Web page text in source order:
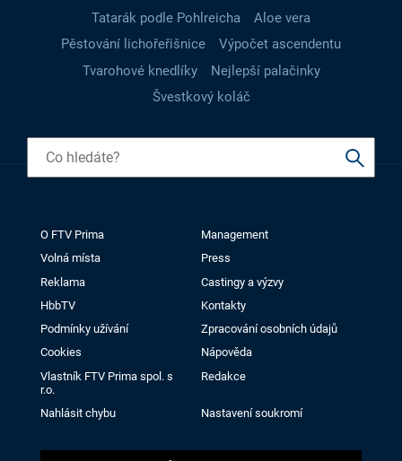
Tatarák podle Pohlreicha
Aloe vera
Pěstování lichořeřišnice
Výpočet ascendentu
Tvarohové knedlíky
Nejlepší palačinky
Švestkový koláč
O FTV Prima
Management
Volná místa
Press
Reklama
Castingy a výzvy
HbbTV
Kontakty
Podmínky užívání
Zpracování osobních údajů
Cookies
Nápověda
Vlastník FTV Prima spol. s
r.o.
Redakce
Nahlásit chybu Nastavení soukromí